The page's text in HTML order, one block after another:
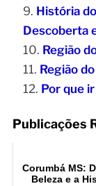
História
Descoberta
Região
Região
Por que
Publicações
Corumbá MS:
Beleza e a